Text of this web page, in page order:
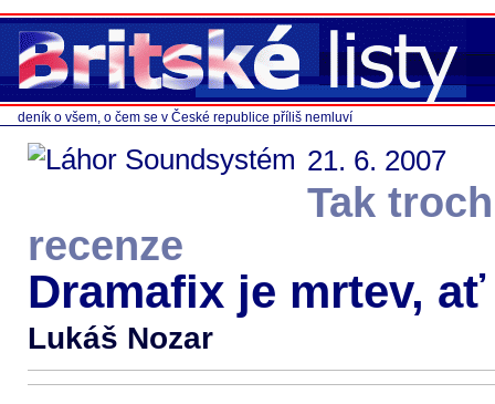
deník o všem, o čem se v České republice příliš nemluví
21. 6. 2007
Tak
recenze
Dramafix je mrtev,
Lukáš Nozar